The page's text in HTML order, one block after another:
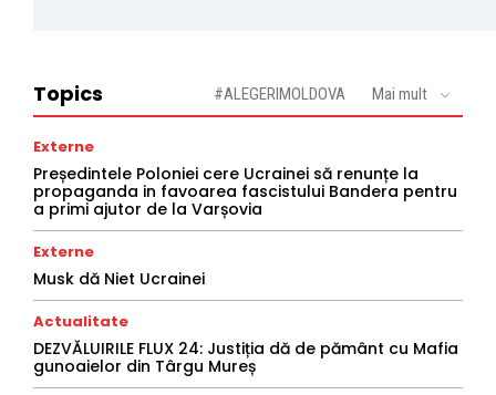
Topics #ALEGERIMOLDOVA Mai mult
Externe
Președintele Poloniei cere Ucrainei să renunțe la
propaganda in favoarea fascistului Bandera pentru
a primi ajutor de la Varșovia
Externe
Musk dă Niet Ucrainei
Actualitate
DEZVĂLUIRILE FLUX 24: Justiția dă de pământ cu Mafia
gunoaielor din Târgu Mureș